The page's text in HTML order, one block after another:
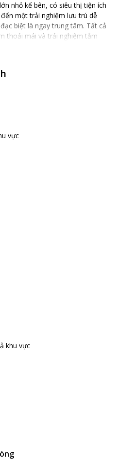
nhỏ kế bên, có siêu thị tiện ích
một trải nghiệm lưu trú dễ
biệt là ngay trung tâm. Tất cả
thoải mái và trải nghiệm tắm
một ngày dài. Khách nghỉ tại
các phòng, bãi đậu xe và thang
đảm bảo du khách có thể
điểm tham quan của địa
một điểm dừng chân lý tưởng
sạch sẽ, thoải mái và dễ dàng
Nhà Rồng cách Khách sạn
tế Tân Sơn Nhất, cách khách
vực
khu vực